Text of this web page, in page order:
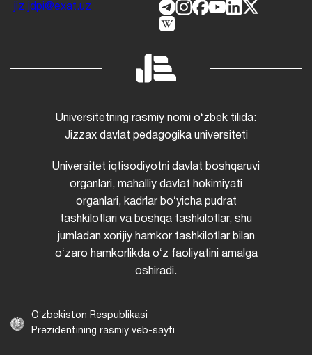
jiz.jdpi@exat.uz
Universitetning rasmiy nomi oʻzbek tilida:
Jizzax davlat pedagogika universiteti
Universitet iqtisodiyotni davlat boshqaruvi
organlari, mahalliy davlat hokimiyati
organlari, kadrlar boʻyicha pudrat
tashkilotlari va boshqa tashkilotlar, shu
jumladan xorijiy hamkor tashkilotlar bilan
oʻzaro hamkorlikda oʻz faoliyatini amalga
oshiradi.
Oʻzbekiston Respublikasi
Prezidentining rasmiy veb-sayti